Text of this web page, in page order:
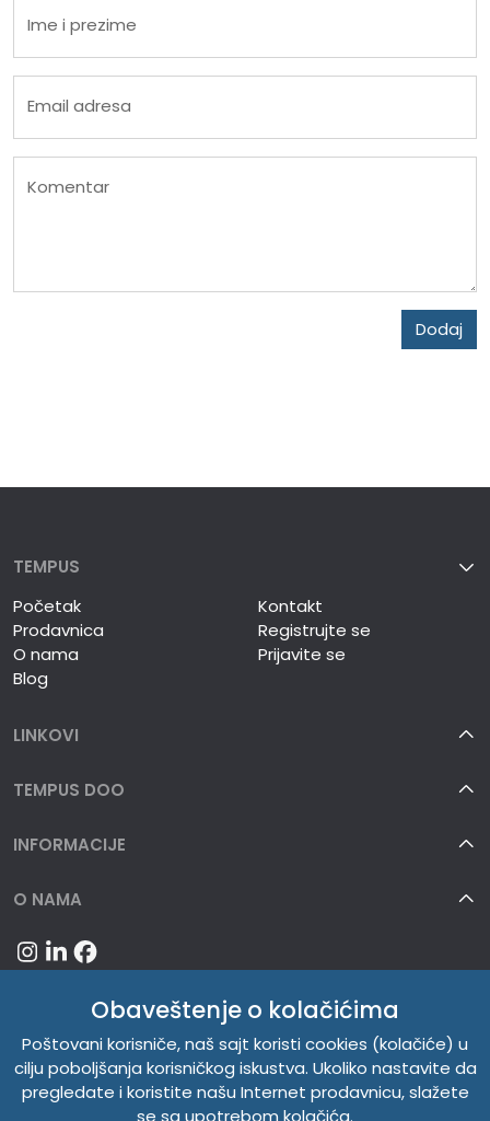
Ime i prezime
Email adresa
Komentar
Dodaj
TEMPUS
Početak
Prodavnica
O nama
Blog
Kontakt
Registrujte se
Prijavite se
LINKOVI
TEMPUS DOO
INFORMACIJE
O NAMA
Obaveštenje o kolačićima
Poštovani korisniče, naš sajt koristi cookies (kolačiće) u
cilju poboljšanja korisničkog iskustva. Ukoliko nastavite da
pregledate i koristite našu Internet prodavnicu, slažete
se sa upotrebom kolačića.